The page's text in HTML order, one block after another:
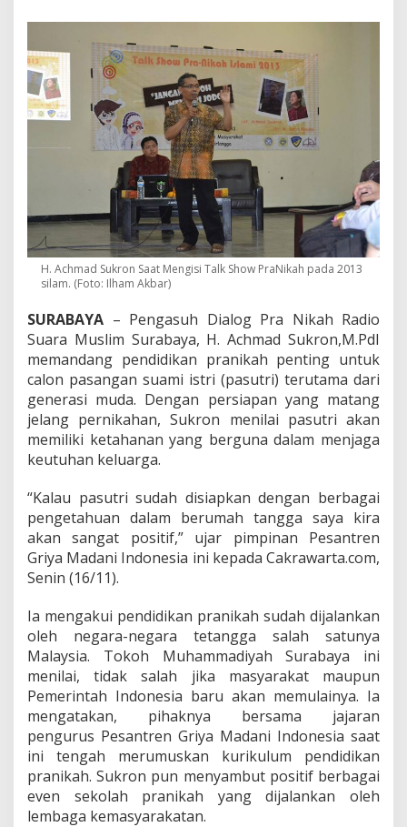
r
n
i
k
a
h
a
n
,
S
o
l
u
s
i
P
r
c
e
r
a
a
n
H. Achmad Sukron Saat Mengisi Talk Show PraNikah pada 2013
silam. (Foto: Ilham Akbar)
SURABAYA – Pengasuh Dialog Pra Nikah Radio
Suara Muslim Surabaya, H. Achmad Sukron,M.PdI
memandang pendidikan pranikah penting untuk
calon pasangan suami istri (pasutri) terutama dari
generasi muda. Dengan persiapan yang matang
jelang pernikahan, Sukron menilai pasutri akan
memiliki ketahanan yang berguna dalam menjaga
keutuhan keluarga.
“Kalau pasutri sudah disiapkan dengan berbagai
pengetahuan dalam berumah tangga saya kira
akan sangat positif,” ujar pimpinan Pesantren
Griya Madani Indonesia ini kepada Cakrawarta.com,
Senin (16/11).
Ia mengakui pendidikan pranikah sudah dijalankan
oleh negara-negara tetangga salah satunya
Malaysia. Tokoh Muhammadiyah Surabaya ini
menilai, tidak salah jika masyarakat maupun
Pemerintah Indonesia baru akan memulainya. Ia
mengatakan, pihaknya bersama jajaran
pengurus Pesantren Griya Madani Indonesia saat
ini tengah merumuskan kurikulum pendidikan
pranikah. Sukron pun menyambut positif berbagai
even sekolah pranikah yang dijalankan oleh
lembaga kemasyarakatan.